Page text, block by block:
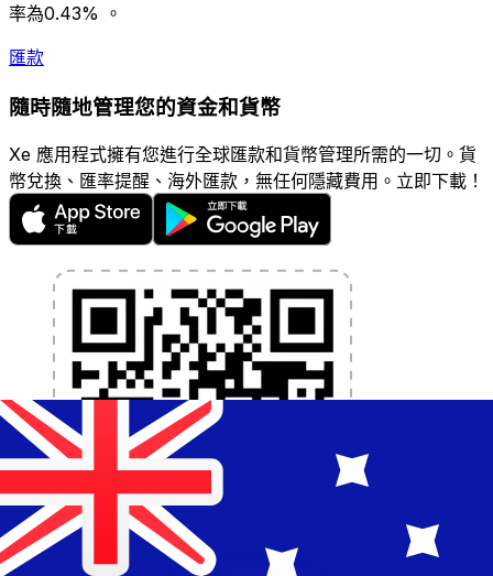
率為0.43% 。
匯款
隨時隨地管理您的資金和貨幣
Xe 應用程式擁有您進行全球匯款和貨幣管理所需的一切。貨
幣兌換、匯率提醒、海外匯款，無任何隱藏費用。立即下載！